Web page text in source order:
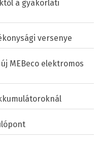
a gyakorlati
versenye
MEBeco elektromos